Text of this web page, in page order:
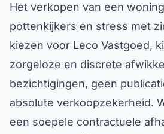
Het verkopen van een
pottenkijkers en stress met
kiezen voor Leco Vastgoed,
zorgeloze en discrete
bezichtigingen, geen
absolute verkoopzekerheid.
een soepele contractuele